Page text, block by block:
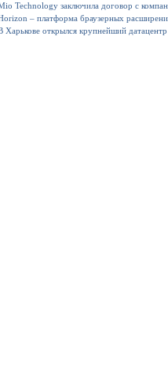
Technology заключила договор с
– платформа браузерных
Харькове открылся крупнейший